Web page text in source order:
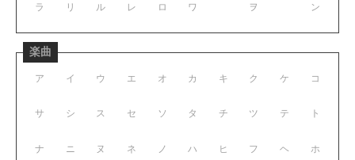
ラ リ ル レ ロ ワ ヲ ン
楽曲
ア イ ウ エ オ
サ シ ス セ ソ
ナ ニ ヌ ネ ノ
カ キ ク ケ コ
タ チ ツ テ ト
ハ ヒ フ ヘ ホ